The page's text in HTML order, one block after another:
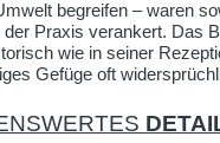
begreifen – waren
der Praxis verankert. Das
wie in seiner
Gefüge oft